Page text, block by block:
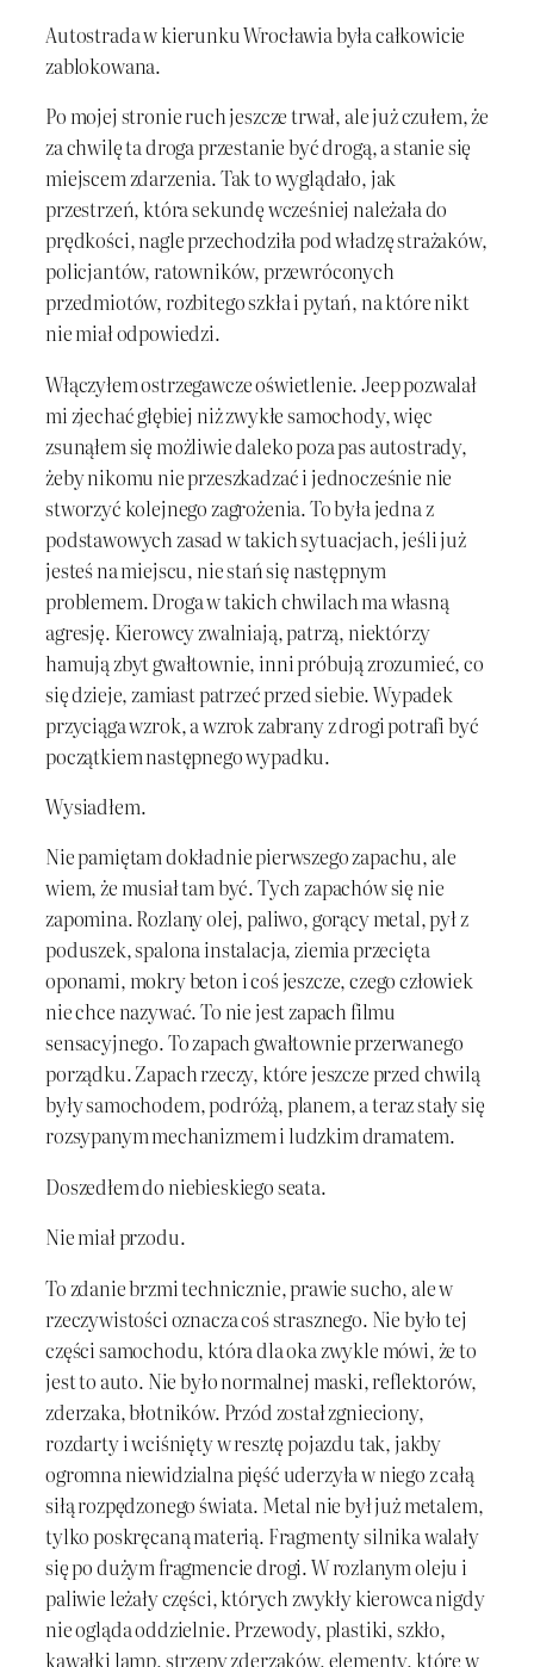
Autostrada w kierunku Wrocławia była całkowicie
zablokowana.
Po mojej stronie ruch jeszcze trwał, ale już czułem, że
za chwilę ta droga przestanie być drogą, a stanie się
miejscem zdarzenia. Tak to wyglądało, jak
przestrzeń, która sekundę wcześniej należała do
prędkości, nagle przechodziła pod władzę strażaków,
policjantów, ratowników, przewróconych
przedmiotów, rozbitego szkła i pytań, na które nikt
nie miał odpowiedzi.
Włączyłem ostrzegawcze oświetlenie. Jeep pozwalał
mi zjechać głębiej niż zwykłe samochody, więc
zsunąłem się możliwie daleko poza pas autostrady,
żeby nikomu nie przeszkadzać i jednocześnie nie
stworzyć kolejnego zagrożenia. To była jedna z
podstawowych zasad w takich sytuacjach, jeśli już
jesteś na miejscu, nie stań się następnym
problemem. Droga w takich chwilach ma własną
agresję. Kierowcy zwalniają, patrzą, niektórzy
hamują zbyt gwałtownie, inni próbują zrozumieć, co
się dzieje, zamiast patrzeć przed siebie. Wypadek
przyciąga wzrok, a wzrok zabrany z drogi potrafi być
początkiem następnego wypadku.
Wysiadłem.
Nie pamiętam dokładnie pierwszego zapachu, ale
wiem, że musiał tam być. Tych zapachów się nie
zapomina. Rozlany olej, paliwo, gorący metal, pył z
poduszek, spalona instalacja, ziemia przecięta
oponami, mokry beton i coś jeszcze, czego człowiek
nie chce nazywać. To nie jest zapach filmu
sensacyjnego. To zapach gwałtownie przerwanego
porządku. Zapach rzeczy, które jeszcze przed chwilą
były samochodem, podróżą, planem, a teraz stały się
rozsypanym mechanizmem i ludzkim dramatem.
Doszedłem do niebieskiego seata.
Nie miał przodu.
To zdanie brzmi technicznie, prawie sucho, ale w
rzeczywistości oznacza coś strasznego. Nie było tej
części samochodu, która dla oka zwykle mówi, że to
jest to auto. Nie było normalnej maski, reflektorów,
zderzaka, błotników. Przód został zgnieciony,
rozdarty i wciśnięty w resztę pojazdu tak, jakby
ogromna niewidzialna pięść uderzyła w niego z całą
siłą rozpędzonego świata. Metal nie był już metalem,
tylko poskręcaną materią. Fragmenty silnika walały
się po dużym fragmencie drogi. W rozlanym oleju i
paliwie leżały części, których zwykły kierowca nigdy
nie ogląda oddzielnie. Przewody, plastiki, szkło,
kawałki lamp, strzępy zderzaków, elementy, które w